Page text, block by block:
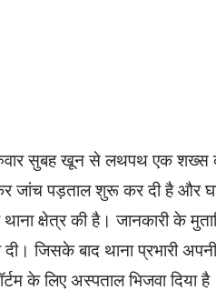
सुबह खून से लथपथ एक शख्स
जांच पड़ताल शुरू कर दी है
क्षेत्र की है। जानकारी के
जिसके बाद थाना प्रभारी
के लिए अस्पताल भिजवा दिया